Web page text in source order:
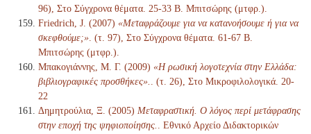
96), Στο Σύγχρονα θέματα. 25-33 Β. Μπιτσώρης (μτφρ.).
Friedrich, J. (2007) «Μεταφράζουμε για να κατανοήσουμε ή για να
σκεφθούμε;» . (τ. 97), Στο Σύγχρονα θέματα. 61-67 Β.
Μπιτσώρης (μτφρ.).
Μπακογιάννης, Μ. Γ. (2009) «Η ρωσική λογοτεχνία στην Ελλάδα:
βιβλιογραφικές προσθήκες».
. (τ. 26), Στο Μικροφιλολογικά. 20-
22
Δημητρούλια, Ξ. (2005) Μεταφραστική. Ο λόγος περί μετάφρασης
στην εποχή της ψηφιοποίησης.
. Εθνικό Αρχείο Διδακτορικών